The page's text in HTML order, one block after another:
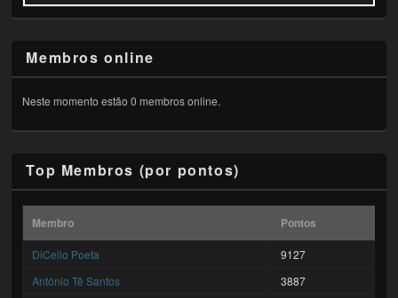
Membros online
Neste momento estão 0 membros online.
Top Membros (por pontos)
Membro Pontos
DiCello Poeta
9127
António Tê Santos
3887